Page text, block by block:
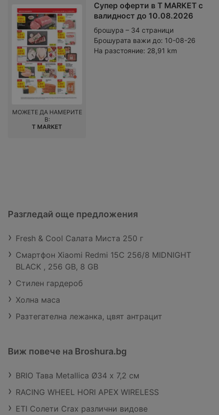
Супер оферти в T MARKET с
валидност до 10.08.2026
брошура – 34 страници
Брошурата важи до: 10-08-26
На разстояние: 28,91 km
МОЖЕТЕ ДА НАМЕРИТЕ
В:
T MARKET
Разгледай още предложения
Fresh & Cool Салата Миста 250 г
Смартфон Xiaomi Redmi 15C 256/8 MIDNIGHT
BLACK , 256 GB, 8 GB
Стилен гардероб
Холна маса
Разтегателна лежанка, цвят антрацит
Виж повече на Broshura.bg
BRIO Тава Metallica Ø34 х 7,2 см
RACING WHEEL HORI APEX WIRELESS
ETI Солети Crax различни видове